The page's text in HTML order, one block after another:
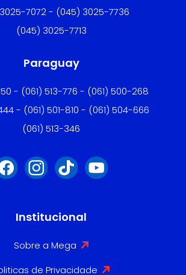
7072 - (045) 3025-7736
(045) 3025-7713
Paraguay
- (061) 513-776 - (061) 500-268
- (061) 501-810 - (061) 504-666
(061) 513-346
Institucional
Sobre a Mega
de Privacidade